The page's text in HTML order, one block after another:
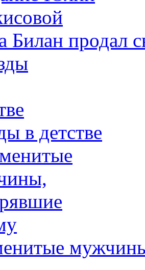
Билан продал
в детстве